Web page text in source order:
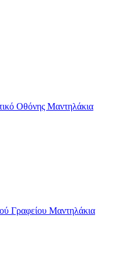
Οθόνης Μαντηλάκια
Γραφείου Μαντηλάκια